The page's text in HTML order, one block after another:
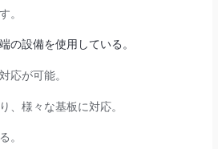
。
の設備を使用している。
応が可能。
、様々な基板に対応。
。